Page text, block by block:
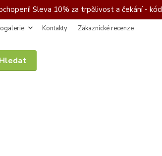
Sleva 10% za trpělivost a čekání - kód
Kontakty Zákaznické recenze
Hledat